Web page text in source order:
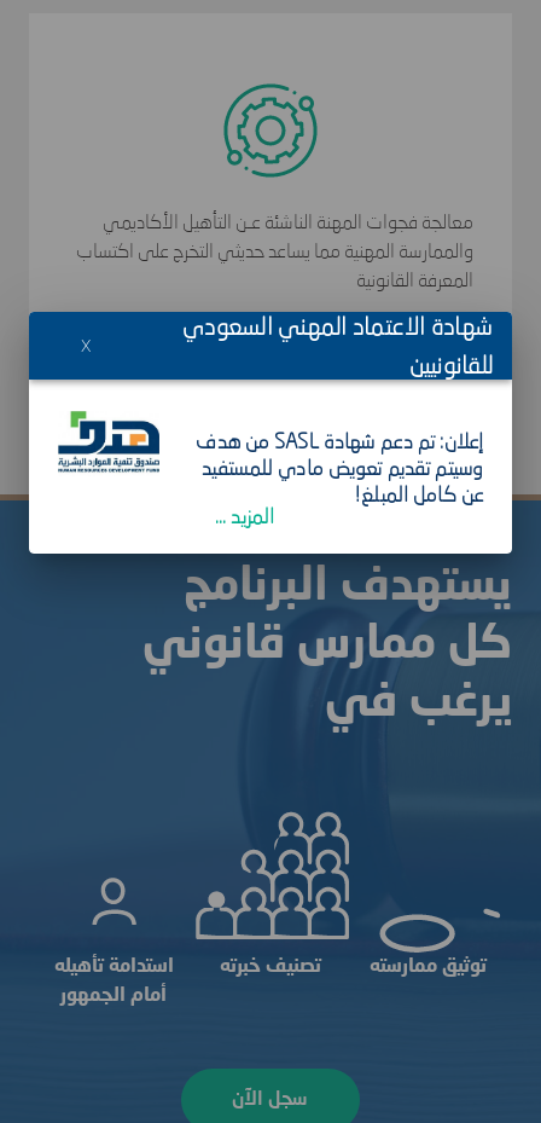
ﻣﻌﺎﻟﺠﺔ ﻓﺠﻮات اﻟﻤﻬﻨﺔ اﻟﻨﺎﺷﺌﺔ ﻋـﻦ اﻟﺘﺄﻫﻴﻞ اﻷﻛﺎدﻳﻤﻲ
واﻟﻤﻤﺎرﺳﺔ اﻟﻤﻬﻨﻴﺔ ﻣﻤﺎ ﻳﺴﺎﻋﺪ ﺣﺪﻳﺜﻲ اﻟﺘﺨﺮج ﻋﻠﻰ اﻛﺘﺴﺎب
اﻟﻤﻌﺮﻓﺔ اﻟﻘﺎﻧﻮﻧﻴﺔ
يستهدف البرنامج
كل ممارس قانوني
يرغب في
ﺗﻮﺛﻴﻖ ﻣﻤﺎرﺳﺘﻪ تصنيف خبرته
استدامة تأهيله
أمام الجمهور
سجل الآن
شهادة الاعتماد المهني السعودي
للقانونيين
X
إعلان: تم دعم شهادة SASL من هدف
وسيتم تقديم تعويض مادي للمستفيد
عن كامل المبلغ!
المزيد ...